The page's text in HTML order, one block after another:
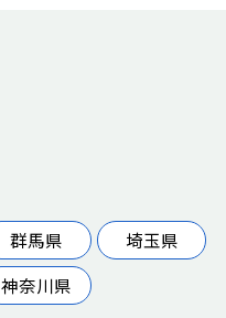
群馬県
埼玉県
神奈川県